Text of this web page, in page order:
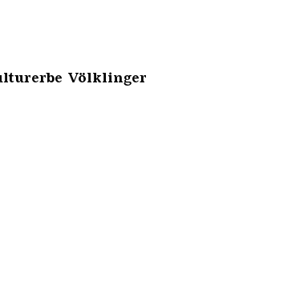
Völklinger